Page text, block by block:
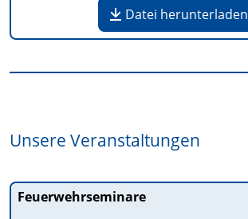
Datei herunterladen
Unsere Veranstaltungen
Feuerwehrseminare